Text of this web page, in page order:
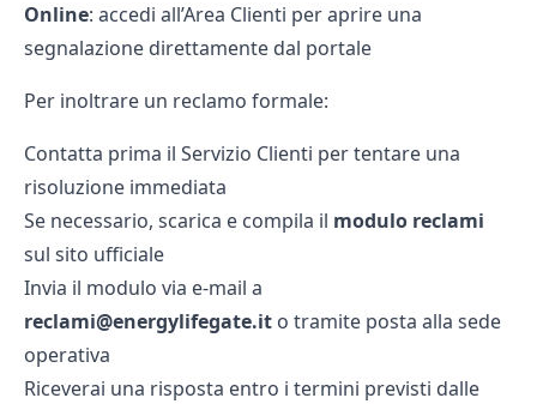
Online: accedi all’Area Clienti per aprire una
segnalazione direttamente dal portale
Per inoltrare un reclamo formale:
Contatta prima il Servizio Clienti per tentare una
risoluzione immediata
Se necessario, scarica e compila il modulo reclami
sul sito ufficiale
Invia il modulo via e‑mail a
reclami@energylifegate.it o tramite posta alla sede
operativa
Riceverai una risposta entro i termini previsti dalle